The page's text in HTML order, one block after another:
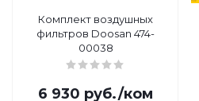
Комплект воздушных
фильтров Doosan 474-
00038
6 930 руб./ком